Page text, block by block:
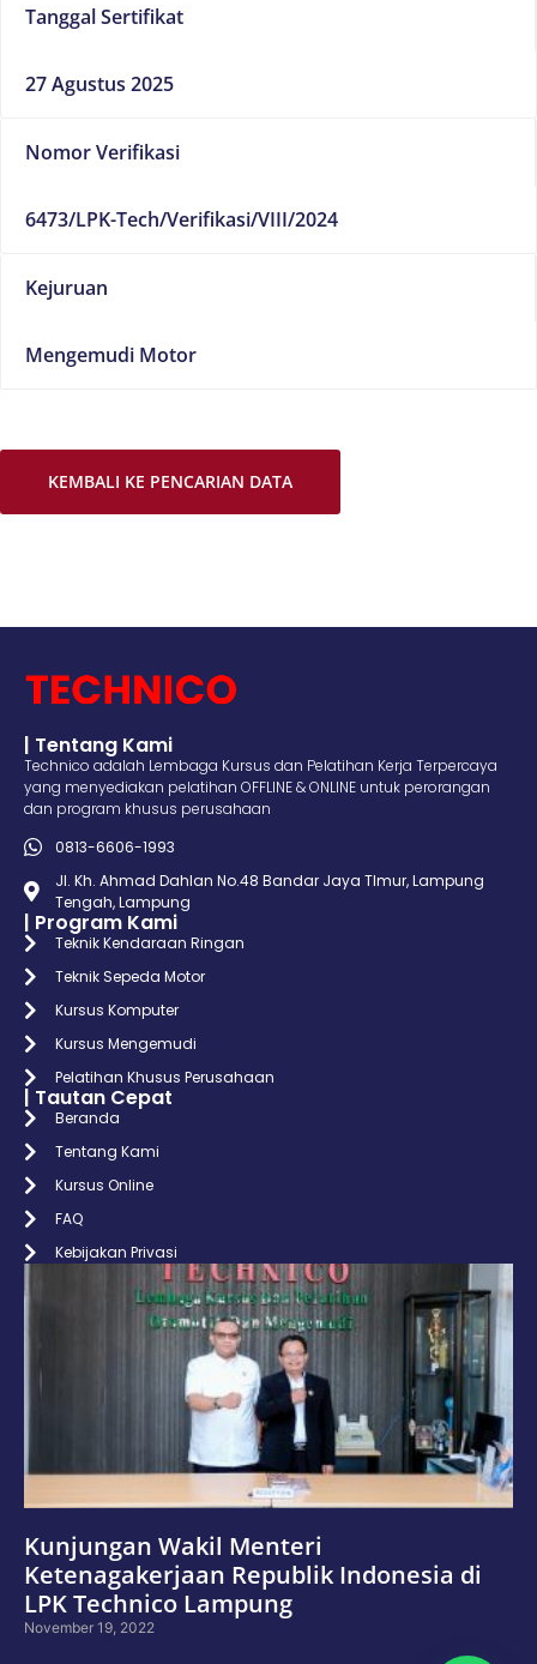
Tanggal Sertifikat
27 Agustus 2025
Nomor Verifikasi
6473/LPK-Tech/Verifikasi/VIII/2024
Kejuruan
Mengemudi Motor
KEMBALI KE PENCARIAN DATA
| Tentang Kami
Technico adalah Lembaga Kursus dan Pelatihan Kerja Terpercaya
yang menyediakan pelatihan OFFLINE & ONLINE untuk perorangan
dan program khusus perusahaan
0813-6606-1993
Jl. Kh. Ahmad Dahlan No.48 Bandar Jaya TImur, Lampung
Tengah, Lampung
| Program Kami
Teknik Kendaraan Ringan
Teknik Sepeda Motor
Kursus Komputer
Kursus Mengemudi
Pelatihan Khusus Perusahaan
| Tautan Cepat
Beranda
Tentang Kami
Kursus Online
FAQ
Kebijakan Privasi
Kunjungan Wakil Menteri
Ketenagakerjaan Republik Indonesia di
LPK Technico Lampung
November 19, 2022